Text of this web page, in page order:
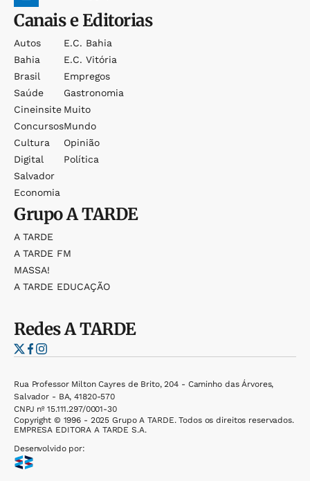
Canais e Editorias
Autos
Bahia
Brasil
Saúde
Cineinsite
Concursos
Cultura
Digital
Salvador
Economia
E.c. Bahia
E.c. Vitória
Empregos
Gastronomia
Muito
Mundo
Opinião
Política
GrupoA TARDE
A TARDE
A TARDE FM
MASSA!
A TARDE EDUCAÇÃO
RedesA TARDE
Rua Professor Milton Cayres de Brito, 204 - Caminho das Árvores,
Salvador - BA, 41820-570
CNPJ nº 15.111.297/0001-30
Copyright © 1996 - 2025 Grupo A TARDE. Todos os direitos reservados.
EMPRESA EDITORA A TARDE S.A.
Desenvolvido por: